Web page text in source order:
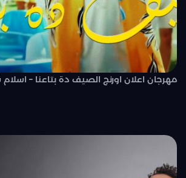
مهرجان اعلان اورنج الصيف دة بتاعنا –